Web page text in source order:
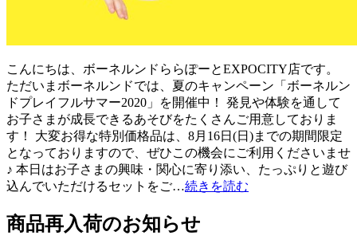
こんにちは、ボーネルンドららぽーとEXPOCITY店です。
ただいまボーネルンドでは、夏のキャンペーン「ボーネルン
ドプレイフルサマー2020」を開催中！ 発見や体験を通して
お子さまが成長できるあそびをたくさんご用意しておりま
す！ 大変お得な特別価格品は、8月16日(日)までの期間限定
となっておりますので、ぜひこの機会にご利用くださいませ
♪ 本日はお子さまの興味・関心に寄り添い、たっぷりと遊び
込んでいただけるセットをご…続きを読む
商品再入荷のお知らせ